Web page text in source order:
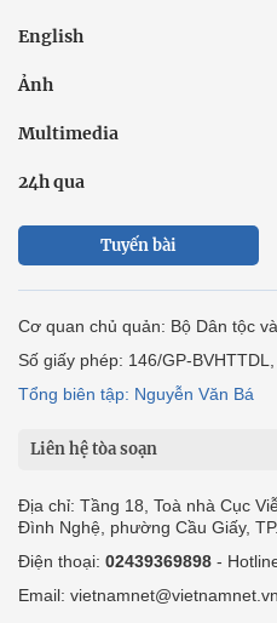
English
Ảnh
Multimedia
24h qua
Tuyến bài
Cơ quan chủ quản: Bộ Dân tộc
Số giấy phép: 146/GP-
Tổng biên tập: Nguyễn Văn Bá
Liên hệ tòa soạn
Địa chỉ: Tầng 18, Toà nhà Cục
Đình Nghệ, phường Cầu Giấy,
Điện thoại: 02439369898 -
Email: vietnamnet@vietnamnet.vn